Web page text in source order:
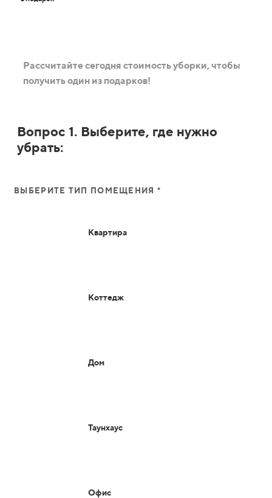
Рассчитайте сегодня стоимость уборки, чтобы
получить один из подарков!
Вопрос 1. Выберите, где нужно
убрать:
ВЫБЕРИТЕ ТИП ПОМЕЩЕНИЯ *
Квартира
Коттедж
Дом
Таунхаус
Офис